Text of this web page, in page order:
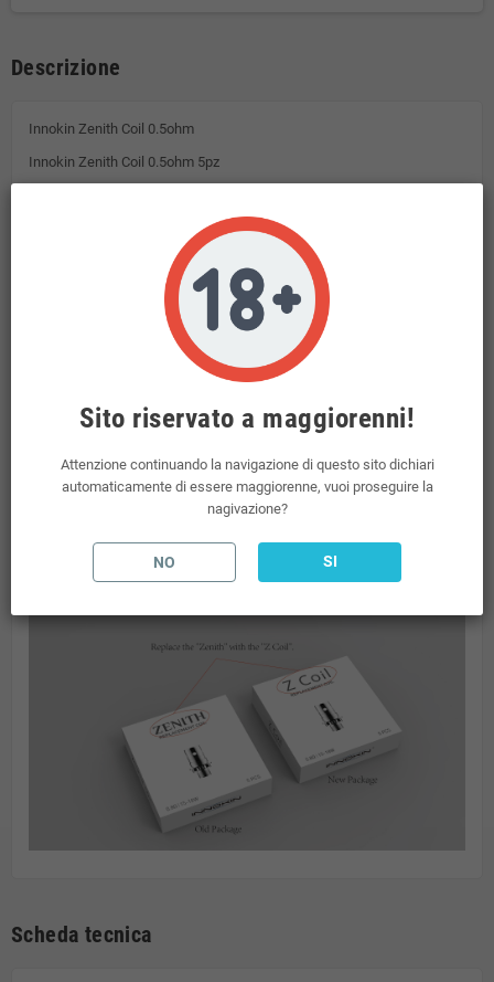
Descrizione
Innokin Zenith Coil 0.5ohm
Innokin Zenith Coil 0.5ohm 5pz
Quale tipo di resistenza ti si addice di più?
Scopri l'MTL di qualità e scegli quello più adatto a te con l'intera linea Z
Coil proposta da tabacco digitale
Coil Z in plex3D da 0,48Ω / 0,5Ω : sapore e longevità superiori
Coil kanthal da 0,8Ω : svapo più caldo che richiede più potenza
Coil kanthal da 1,2Ω : design migliorato della resistenza per un sapore
Coil kanthal da 1,6Ω : perfetto per l'uso con liquidi er sigaretta
elettronica tabaccosi
Coil kanthal da 1,0Ω : progettato per lo svapo polmonare diretto per un
Innokin Zenith Coil 0.5ohm da tabacco digitale.
resistenzedello Zenith hanno cambiato scritta nel pacchetto:
Scheda tecnica
Sito riservato a maggiorenni!
Attenzione continuando la navigazione di questo sito dichiari
automaticamente di essere maggiorenne, vuoi proseguire la
nagivazione?
NO SI